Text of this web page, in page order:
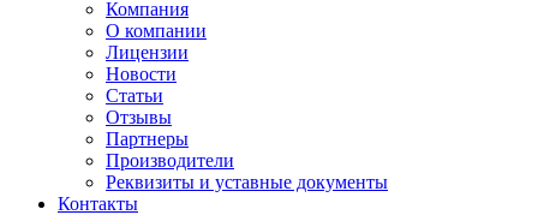
Компания
О компании
Лицензии
Новости
Статьи
Отзывы
Партнеры
Производители
Реквизиты и уставные документы
Контакты